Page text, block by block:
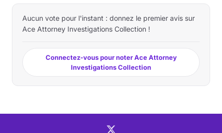
Aucun vote pour l'instant : donnez le premier avis sur
Ace Attorney Investigations Collection !
Connectez-vous pour noter Ace Attorney
Investigations Collection